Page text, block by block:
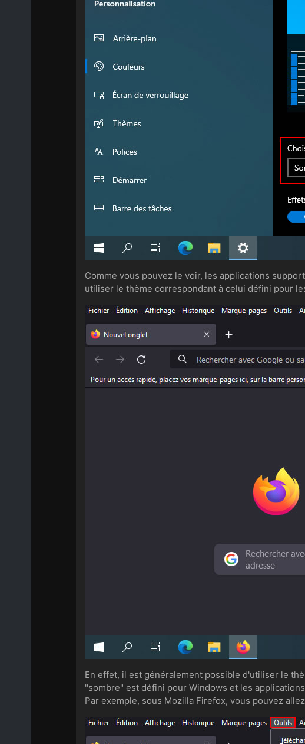
Comme vous pouvez le voir, les applications
utiliser le thème correspondant à celui défini pour
En effet, il est généralement possible d'utiliser le
"sombre" est défini pour Windows et les
Par exemple, sous Mozilla Firefox, vous pouvez